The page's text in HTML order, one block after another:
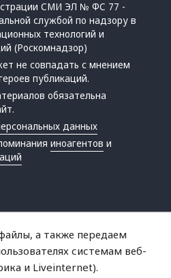
СМИ ЭЛ № ФС 77 -
службой по надзору в
технологий и
(Роскомнадзор)
не совпадать с мнением
публикаций.
обязательна
данных
иноагентов и
а также передаем
системам веб-
и Liveinternet).